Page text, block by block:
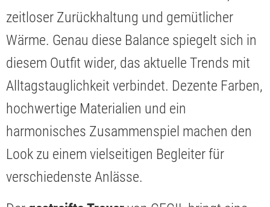
zeitloser Zurückhaltung und gemütlicher
Wärme. Genau diese Balance spiegelt sich in
diesem Outfit wider, das aktuelle Trends mit
Alltagstauglichkeit verbindet. Dezente Farben,
hochwertige Materialien und ein
harmonisches Zusammenspiel machen den
Look zu einem vielseitigen Begleiter für
verschiedenste Anlässe.